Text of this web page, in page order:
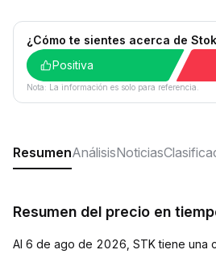
¿Cómo te sientes acerca de
Positiva
Nota: La información es solo para referencia.
ResumenAnálisisNoticias
Resumen del precio en
Al 6 de ago de 2026, STK tiene una